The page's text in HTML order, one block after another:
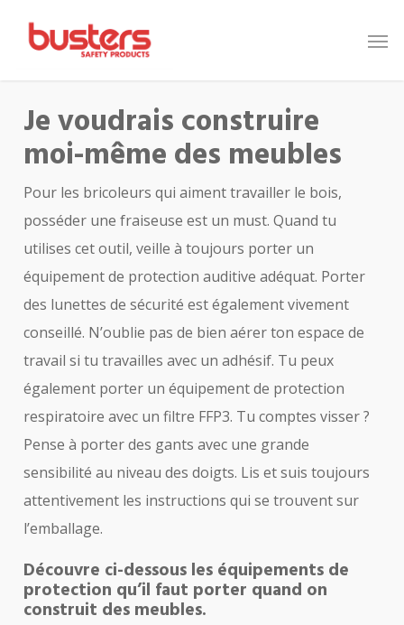
Je voudrais construire
moi-même des meubles
Pour les bricoleurs qui aiment travailler le bois,
posséder une fraiseuse est un must. Quand tu
utilises cet outil, veille à toujours porter un
équipement de protection auditive adéquat. Porter
des lunettes de sécurité est également vivement
conseillé. N’oublie pas de bien aérer ton espace de
travail si tu travailles avec un adhésif. Tu peux
également porter un équipement de protection
respiratoire avec un filtre FFP3. Tu comptes visser ?
Pense à porter des gants avec une grande
sensibilité au niveau des doigts. Lis et suis toujours
attentivement les instructions qui se trouvent sur
l’emballage.
Découvre ci-dessous les équipements de
protection qu’il faut porter quand on
construit des meubles.